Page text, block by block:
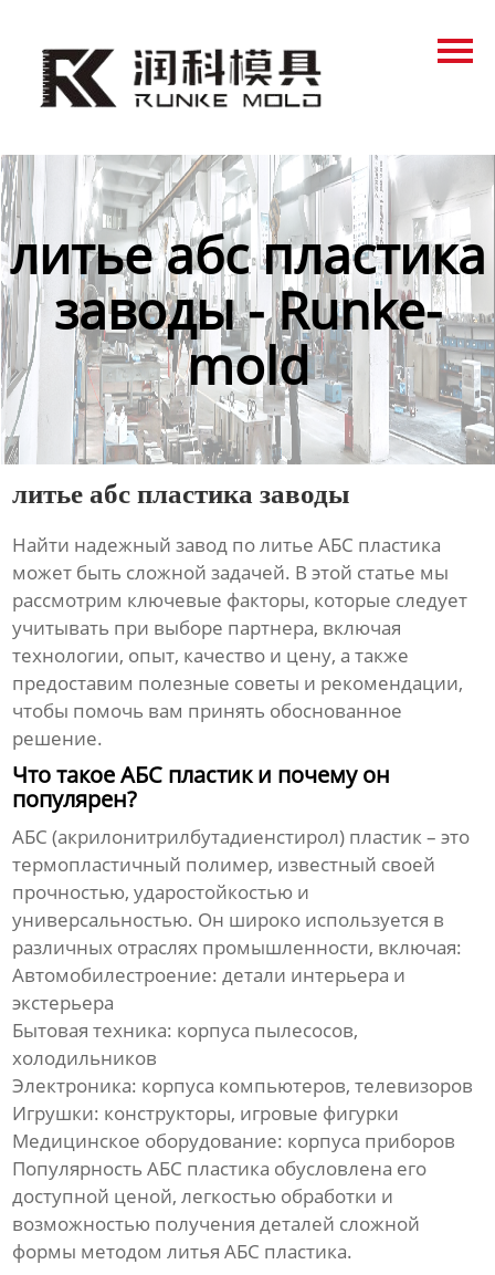
Продукция
Контакты
литье абс пластика
заводы - Runke-
mold
литье абс пластика заводы
Найти надежный завод политье АБС пластика
может быть сложной задачей. В этой статье мы
рассмотрим ключевые факторы, которые следует
учитывать при выборе партнера, включая
технологии, опыт, качество и цену, а также
предоставим полезные советы и рекомендации,
чтобы помочь вам принять обоснованное
решение.
Что такое АБС пластик и почему он
популярен?
АБС (акрилонитрилбутадиенстирол) пластик – это
термопластичный полимер, известный своей
прочностью, ударостойкостью и
универсальностью. Он широко используется в
различных отраслях промышленности, включая:
Автомобилестроение: детали интерьера и
экстерьера
Бытовая техника: корпуса пылесосов,
холодильников
Электроника: корпуса компьютеров, телевизоров
Игрушки: конструкторы, игровые фигурки
Медицинское оборудование: корпуса приборов
Популярность АБС пластика обусловлена его
доступной ценой, легкостью обработки и
возможностью получения деталей сложной
формы методомлитья АБС пластика.